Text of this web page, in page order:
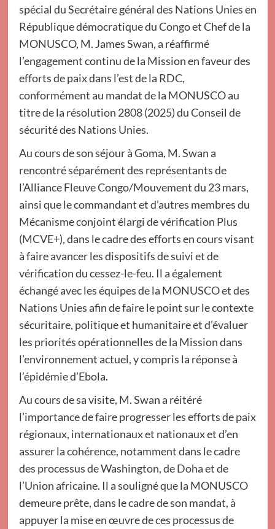
spécial du Secrétaire général des Nations Unies en
République démocratique du Congo et Chef de la
MONUSCO, M. James Swan, a réaffirmé
l’engagement continu de la Mission en faveur des
efforts de paix dans l’est de la RDC,
conformément au mandat de la MONUSCO au
titre de la résolution 2808 (2025) du Conseil de
sécurité des Nations Unies.
Au cours de son séjour à Goma, M. Swan a
rencontré séparément des représentants de
l’Alliance Fleuve Congo/Mouvement du 23 mars,
ainsi que le commandant et d’autres membres du
Mécanisme conjoint élargi de vérification Plus
(MCVE+), dans le cadre des efforts en cours visant
à faire avancer les dispositifs de suivi et de
vérification du cessez-le-feu. Il a également
échangé avec les équipes de la MONUSCO et des
Nations Unies afin de faire le point sur le contexte
sécuritaire, politique et humanitaire et d’évaluer
les priorités opérationnelles de la Mission dans
l’environnement actuel, y compris la réponse à
l’épidémie d’Ebola.
Au cours de sa visite, M. Swan a réitéré
l’importance de faire progresser les efforts de paix
régionaux, internationaux et nationaux et d’en
assurer la cohérence, notamment dans le cadre
des processus de Washington, de Doha et de
l’Union africaine. Il a souligné que la MONUSCO
demeure prête, dans le cadre de son mandat, à
appuyer la mise en œuvre de ces processus de